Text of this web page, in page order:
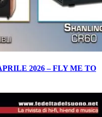
2026 – FLY ME TO